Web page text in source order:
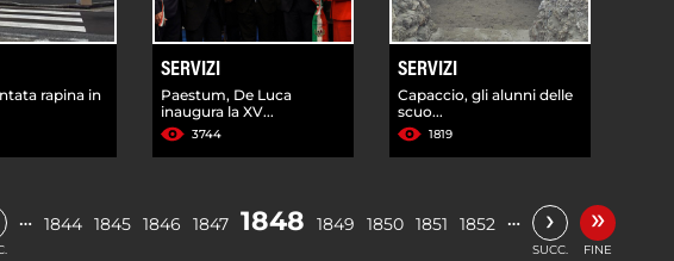
rapina in
SERVIZI
Paestum, De Luca
inaugura la XV...
3744
SERVIZI
Capaccio, gli alunni delle
scuo...
1819
… 1844 1845 1846 1847 1848 1849 1850 1851 1852 … ›
SUCC.
»
FINE